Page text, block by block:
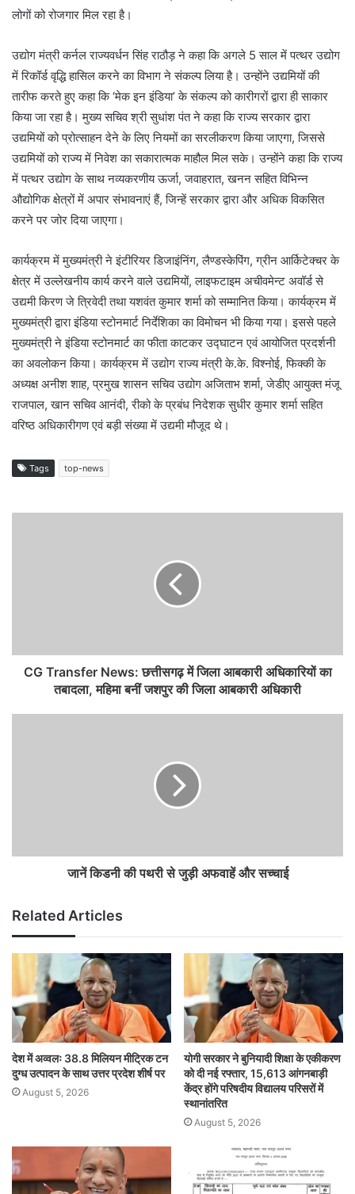
लोगों को रोजगार मिल रहा है।
उद्योग मंत्री कर्नल राज्यवर्धन सिंह राठौड़ ने कहा कि अगले 5 साल में पत्थर उद्योग
में रिकॉर्ड वृद्धि हासिल करने का विभाग ने संकल्प लिया है। उन्होंने उद्यमियों की
तारीफ करते हुए कहा कि ‘मेक इन इंडिया’ के संकल्प को कारीगरों द्वारा ही साकार
किया जा रहा है। मुख्य सचिव श्री सुधांश पंत ने कहा कि राज्य सरकार द्वारा
उद्यमियों को प्रोत्साहन देने के लिए नियमों का सरलीकरण किया जाएगा, जिससे
उद्यमियों को राज्य में निवेश का सकारात्मक माहौल मिल सके। उन्होंने कहा कि राज्य
में पत्थर उद्योग के साथ नव्यकरणीय ऊर्जा, जवाहरात, खनन सहित विभिन्न
औद्योगिक क्षेत्रों में अपार संभावनाएं हैं, जिन्हें सरकार द्वारा और अधिक विकसित
करने पर जोर दिया जाएगा।
कार्यक्रम में मुख्यमंत्री ने इंटीरियर डिजाइंनिंग, लैण्डस्केपिंग, ग्रीन आर्किटेक्चर के
क्षेत्र में उल्लेखनीय कार्य करने वाले उद्यमियों, लाइफटाइम अचीवमेन्ट अवॉर्ड से
उद्यमी किरण जे त्रिवेदी तथा यशवंत कुमार शर्मा को सम्मानित किया। कार्यक्रम में
मुख्यमंत्री द्वारा इंडिया स्टोनमार्ट निर्देशिका का विमोचन भी किया गया। इससे पहले
मुख्यमंत्री ने इंडिया स्टोनमार्ट का फीता काटकर उद्घाटन एवं आयोजित प्रदर्शनी
का अवलोकन किया। कार्यक्रम में उद्योग राज्य मंत्री के.के. विश्नोई, फिक्की के
अध्यक्ष अनीश शाह, प्रमुख शासन सचिव उद्योग अजिताभ शर्मा, जेडीए आयुक्त मंजू
राजपाल, खान सचिव आनंदी, रीको के प्रबंध निदेशक सुधीर कुमार शर्मा सहित
वरिष्ठ अधिकारीगण एवं बड़ी संख्या में उद्यमी मौजूद थे।
Tags top-news
CG Transfer News: छत्तीसगढ़ में जिला आबकारी अधिकारियों का
तबादला, महिमा बनीं जशपुर की जिला आबकारी अधिकारी
जानें किडनी की पथरी से जुड़ी अफवाहें और सच्चाई
Related Articles
देश में अव्वलः 38.8 मिलियन मीट्रिक टन
दुग्ध उत्पादन के साथ उत्तर प्रदेश शीर्ष पर
August 5, 2026
योगी सरकार ने बुनियादी शिक्षा के एकीकरण
को दी नई रफ्तार, 15,613 आंगनबाड़ी
केंद्र होंगे परिषदीय विद्यालय परिसरों में
स्थानांतरित
August 5, 2026